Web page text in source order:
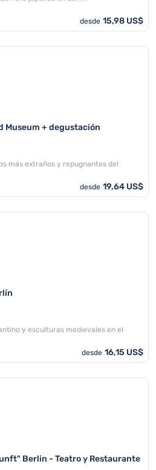
desde 15,98 US$
Museum + degustación
más extraños y repugnantes del
desde 19,64 US$
y esculturas medievales en el
desde 16,15 US$
Berlin - Teatro y Restaurante